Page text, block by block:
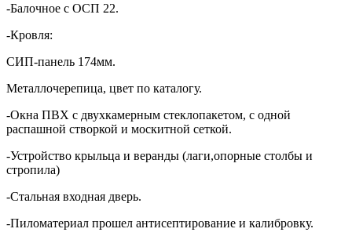
-Балочное с ОСП 22.
-Кровля:
СИП-панель 174мм.
Металлочерепица, цвет по каталогу.
-Окна ПВХ с двухкамерным стеклопакетом, с одной
распашной створкой и москитной сеткой.
-Устройство крыльца и веранды (лаги,опорные столбы и
стропила)
-Стальная входная дверь.
-Пиломатериал прошел антисептирование и калибровку.